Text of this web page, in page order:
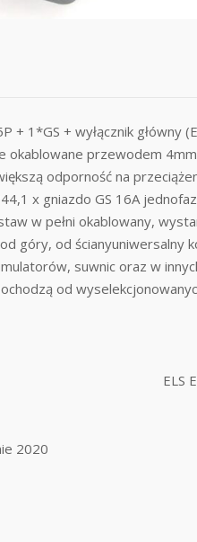
+ 1*GS + wyłącznik
okablowane przewodem
odporność na
x gniazdo GS 16A
w pełni okablowany,
góry, od
suwnic oraz w
od
ELS
2020